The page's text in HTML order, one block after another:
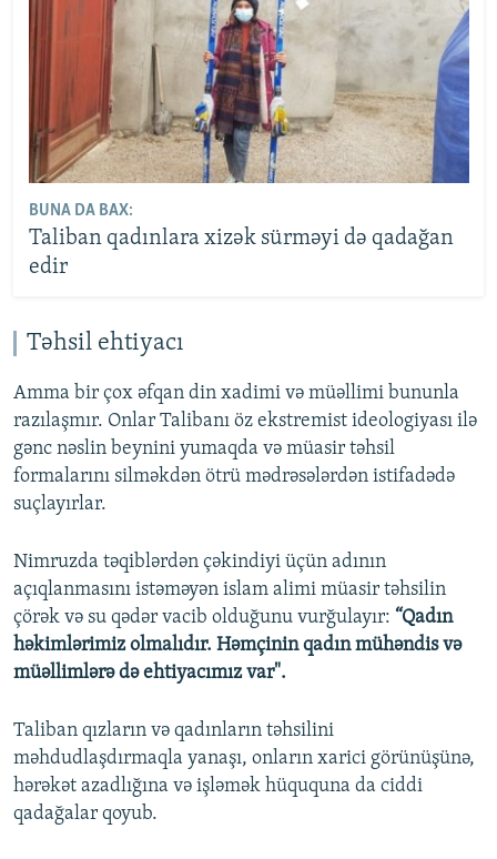
BUNA DA BAX:
Taliban qadınlara xizək sürməyi də qadağan
edir
Təhsil ehtiyacı
Amma bir çox əfqan din xadimi və müəllimi bununla
razılaşmır. Onlar Talibanı öz ekstremist ideologiyası ilə
gənc nəslin beynini yumaqda və müasir təhsil
formalarını silməkdən ötrü mədrəsələrdən istifadədə
suçlayırlar.
Nimruzda təqiblərdən çəkindiyi üçün adının
açıqlanmasını istəməyən islam alimi müasir təhsilin
çörək və su qədər vacib olduğunu vurğulayır: “Qadın
həkimlərimiz olmalıdır. Həmçinin qadın mühəndis və
müəllimlərə də ehtiyacımız var".
Taliban qızların və qadınların təhsilini
məhdudlaşdırmaqla yanaşı, onların xarici görünüşünə,
hərəkət azadlığına və işləmək hüququna da ciddi
qadağalar qoyub.